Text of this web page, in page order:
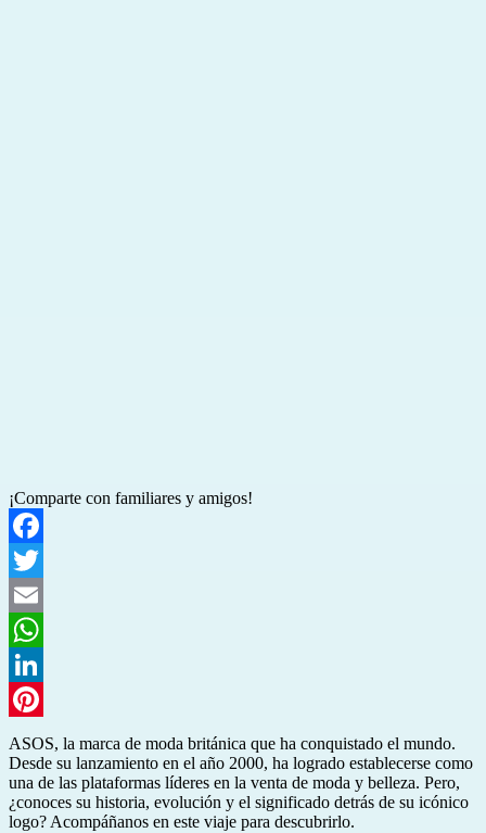
¡Comparte con familiares y amigos!
Facebook
Twitter
Email
WhatsApp
LinkedIn
Pinterest
ASOS, la marca de moda británica que ha conquistado el mundo.
Desde su lanzamiento en el año 2000, ha logrado establecerse como
una de las plataformas líderes en la venta de moda y belleza. Pero,
¿conoces su historia, evolución y el significado detrás de su icónico
logo? Acompáñanos en este viaje para descubrirlo.